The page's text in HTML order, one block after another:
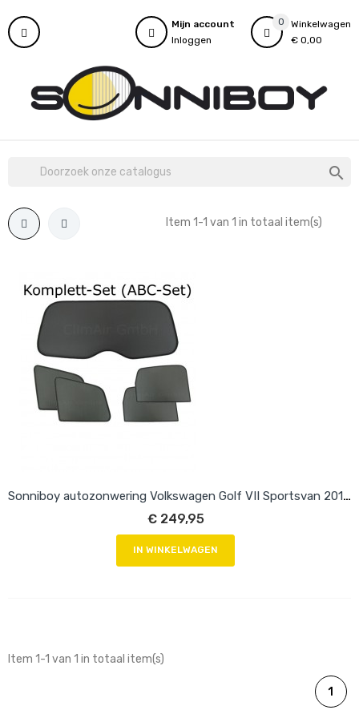
0
Winkelwagen
€ 0,00
Mijn account
Inloggen

Item 1-1 van 1 in totaal item(s)
Sonniboy autozonwering Volkswagen Golf VII Sportsvan 2014-2019
€ 249,95
IN WINKELWAGEN
Item 1-1 van 1 in totaal item(s)
1